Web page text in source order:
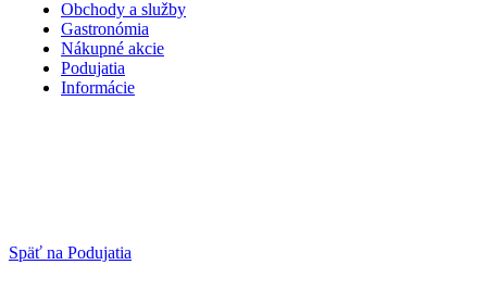
Obchody a služby
Gastronómia
Nákupné akcie
Podujatia
Informácie
Späť na Podujatia